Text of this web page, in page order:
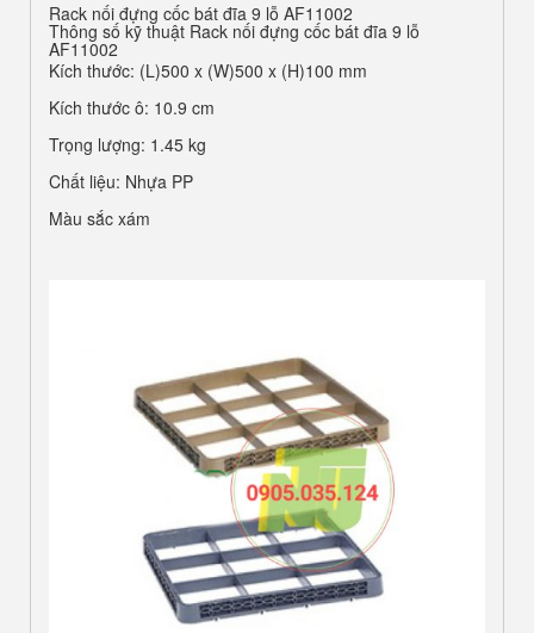
Rack nối đựng cốc bát đĩa 9 lỗ AF11002
Thông số kỹ thuật Rack nối đựng cốc bát đĩa 9 lỗ
AF11002
Kích thước: (L)500 x (W)500 x (H)100 mm
Kích thước ô: 10.9 cm
Trọng lượng: 1.45 kg
Chất liệu: Nhựa PP
Màu sắc xám